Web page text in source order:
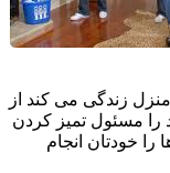
زندگی می کند از
را مسئول تمیز کردن
را خودتان انجام